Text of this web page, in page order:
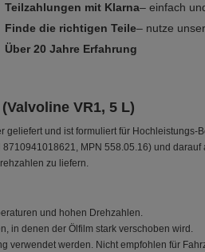
Teilzahlungen mit Klarna– einfach
Finde die richtigen Teile– nutze
Über 20 Jahre Erfahrung
VR1, 5 L)
und ist formuliert für Hochleistungs-
MPN 558.05.16) und
zu liefern.
und hohen Drehzahlen.
in denen der Ölfilm stark verschoben wird.
verwendet werden. Nicht empfohlen für